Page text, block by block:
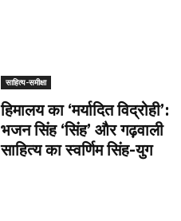
साहित्य-समीक्षा
हिमालय का ‘मर्यादित विद्रोही’:
भजन सिंह ‘सिंह’ और गढ़वाली
साहित्य का स्वर्णिम सिंह-युग